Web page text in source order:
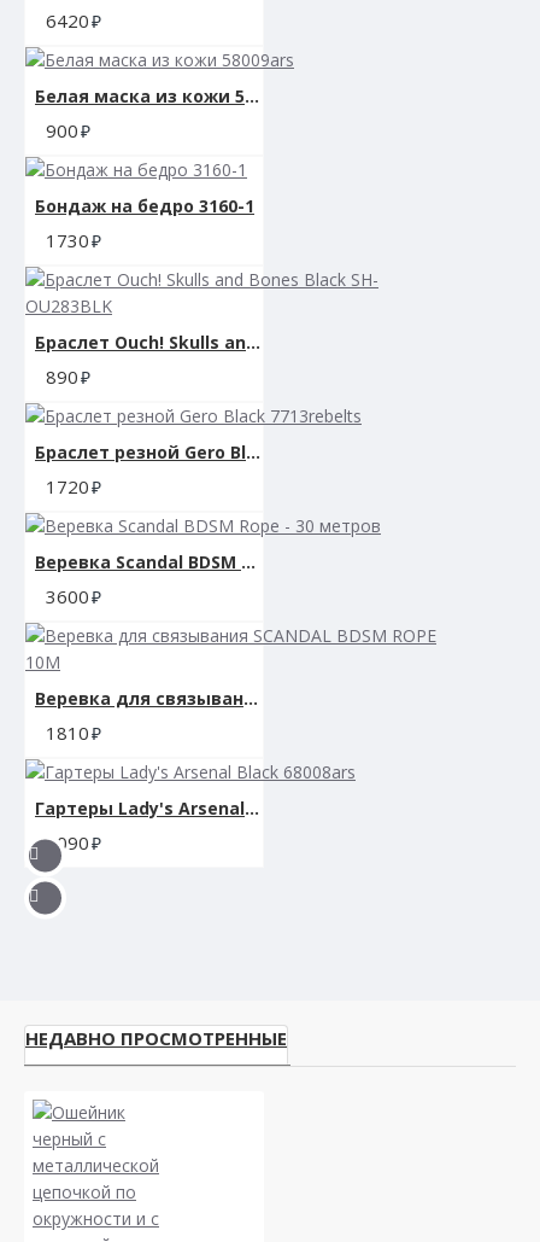
6420
Белая маска из кожи 58009ars
900
Бондаж на бедро 3160-1
1730
Браслет Ouch! Skulls and Bones Black SH-OU283BLK
890
Браслет резной Gero Black 7713rebelts
1720
Веревка Scandal BDSM Rope - 30 метров
3600
Веревка для связывания SCANDAL BDSM ROPE 10M
1810
Гартеры Lady's Arsenal Black 68008ars
3090
НЕДАВНО ПРОСМОТРЕННЫЕ